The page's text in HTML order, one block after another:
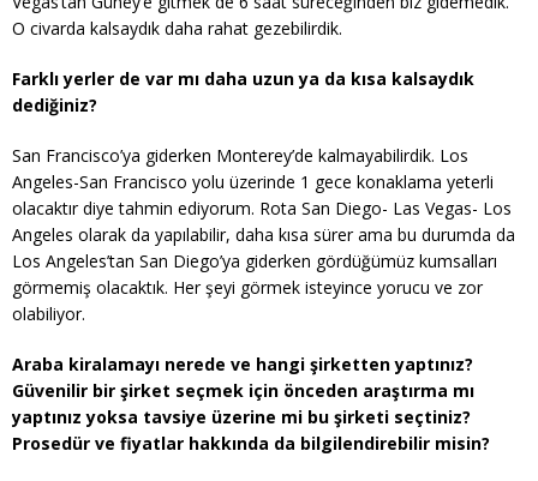
O civarda kalsaydık daha rahat gezebilirdik.
Farklı yerler de var mı daha uzun ya da kısa kalsaydık
dediğiniz?
San Francisco’ya giderken Monterey’de kalmayabilirdik. Los
Angeles-San Francisco yolu üzerinde 1 gece konaklama yeterli
olacaktır diye tahmin ediyorum. Rota San Diego- Las Vegas- Los
Angeles olarak da yapılabilir, daha kısa sürer ama bu durumda da
Los Angeles’tan San Diego’ya giderken gördüğümüz kumsalları
görmemiş olacaktık. Her şeyi görmek isteyince yorucu ve zor
olabiliyor.
Araba kiralamayı nerede ve hangi şirketten yaptınız?
Güvenilir bir şirket seçmek için önceden araştırma mı
yaptınız yoksa tavsiye üzerine mi bu şirketi seçtiniz?
Prosedür ve fiyatlar hakkında da bilgilendirebilir misin?